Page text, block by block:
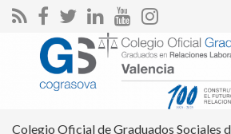
Search for:
Colegio Oficial de Graduados Sociales